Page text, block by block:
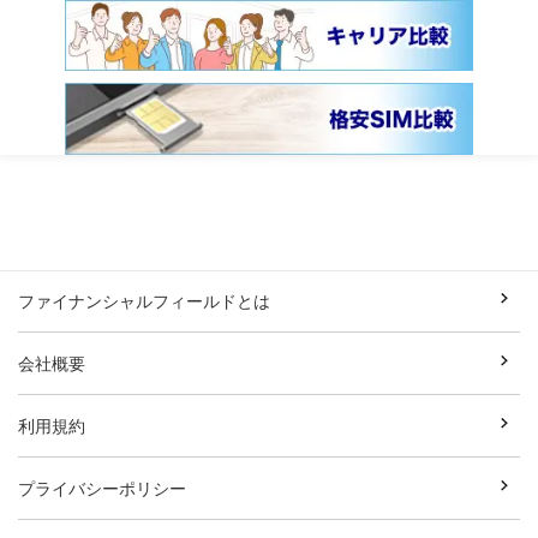
ファイナンシャルフィールドとは
会社概要
利用規約
プライバシーポリシー